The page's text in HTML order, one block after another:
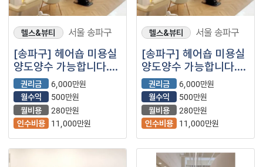
헬스&뷰티 서울 송파구
[송파구] 헤어숍 미용실
양도양수 가능합니다.
시설 전체 양도 합니다.
권리금
6,000만원
월수익
500만원
월비용
280만원
인수비용
11,000만원
헬스&뷰티 서울 송파구
[송파구] 헤어숍 미용실
양도양수 가능합니다.
시설 전체 양도 합니다.
권리금
6,000만원
월수익
500만원
월비용
280만원
인수비용
11,000만원